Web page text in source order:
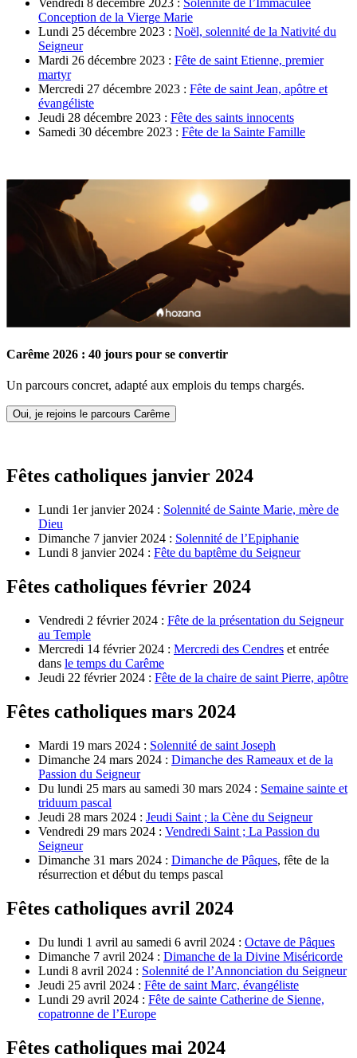
Conception de la Vierge Marie
Lundi 25 décembre 2023 : Noël, solennité de la Nativité du
Seigneur
Mardi 26 décembre 2023 : Fête de saint Etienne, premier
martyr
Mercredi 27 décembre 2023 : Fête de saint Jean, apôtre et
évangéliste
Jeudi 28 décembre 2023 : Fête des saints innocents
Samedi 30 décembre 2023 : Fête de la Sainte Famille
Carême 2026 : 40 jours pour se convertir
Un parcours concret, adapté aux emplois du temps chargés.
Oui, je rejoins le parcours Carême
Fêtes catholiques janvier 2024
Lundi 1er janvier 2024 : Solennité de Sainte Marie, mère de
Dieu
Dimanche 7 janvier 2024 : Solennité de l’Epiphanie
Lundi 8 janvier 2024 : Fête du baptême du Seigneur
Fêtes catholiques février 2024
Vendredi 2 février 2024 : Fête de la présentation du Seigneur
au Temple
Mercredi 14 février 2024 : Mercredi des Cendres et entrée
dans le temps du Carême
Jeudi 22 février 2024 : Fête de la chaire de saint Pierre, apôtre
Fêtes catholiques mars 2024
Mardi 19 mars 2024 : Solennité de saint Joseph
Dimanche 24 mars 2024 : Dimanche des Rameaux et de la
Passion du Seigneur
Du lundi 25 mars au samedi 30 mars 2024 : Semaine sainte et
triduum pascal
Jeudi 28 mars 2024 : Jeudi Saint ; la Cène du Seigneur
Vendredi 29 mars 2024 : Vendredi Saint ; La Passion du
Seigneur
Dimanche 31 mars 2024 : Dimanche de Pâques, fête de la
résurrection et début du temps pascal
Fêtes catholiques avril 2024
Du lundi 1 avril au samedi 6 avril 2024 : Octave de Pâques
Dimanche 7 avril 2024 : Dimanche de la Divine Miséricorde
Lundi 8 avril 2024 : Solennité de l’Annonciation du Seigneur
Jeudi 25 avril 2024 : Fête de saint Marc, évangéliste
Lundi 29 avril 2024 : Fête de sainte Catherine de Sienne,
copatronne de l’Europe
Fêtes catholiques mai 2024